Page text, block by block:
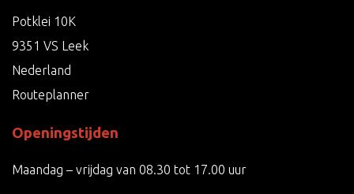
Potklei 10K
9351 VS Leek
Nederland
Routeplanner
Openingstijden
Maandag – vrijdag van 08.30 tot 17.00 uur